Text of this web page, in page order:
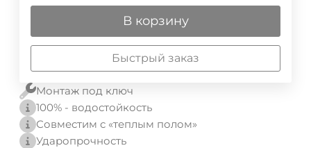
В корзину
Быстрый заказ
Монтаж под ключ
100% - водостойкость
Совместим с «теплым полом»
Ударопрочность